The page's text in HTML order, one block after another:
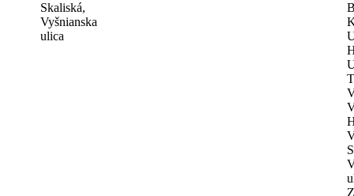
Skaliská,
Vyšnianska
ulica